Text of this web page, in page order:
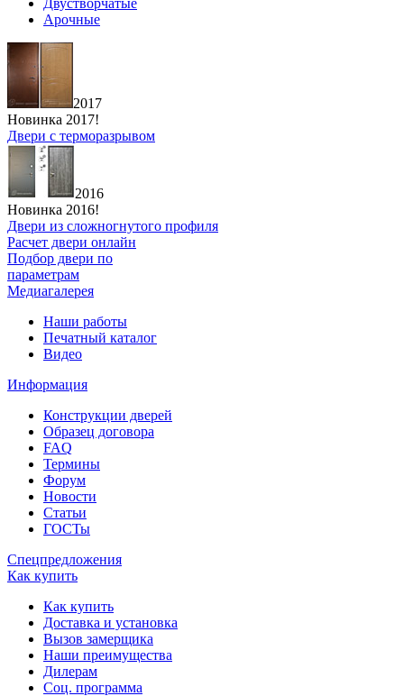
Двустворчатые
Арочные
2017
Новинка 2017!
Двери с терморазрывом
2016
Новинка 2016!
Двери из сложногнутого профиля
Расчет двери онлайн
Подбор двери по
параметрам
Медиагалерея
Наши работы
Печатный каталог
Видео
Информация
Конструкции дверей
Образец договора
FAQ
Термины
Форум
Новости
Статьи
ГОСТы
Спецпредложения
Как купить
Как купить
Доставка и установка
Вызов замерщика
Наши преимущества
Дилерам
Соц. программа